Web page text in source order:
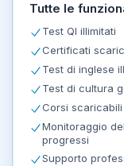
Tutte le
Test QI illimitati
Certificati
Test di inglese
Test di cultura
Corsi scaricabili
Monitoraggio
progressi
Supporto